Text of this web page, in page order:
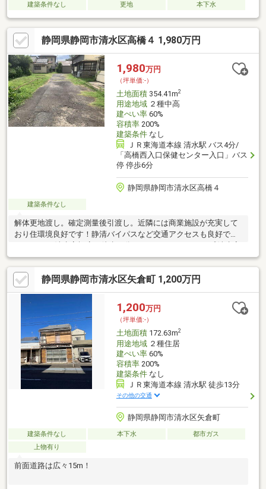
建築条件なし 更地 本下水
静岡県静岡市清水区高橋４ 1,980万円
1,980万円
（坪単価:-）
土地面積354.41m2
用途地域２種中高
建ぺい率60%
容積率200%
建築条件なし
ＪＲ東海道本線 清水駅 バス4分/
「高橋西入口保健センター入口」バス
停 停歩6分
静岡県静岡市清水区高橋４
建築条件なし
解体更地渡し。確定測量後引渡し。近隣には商業施設が充実して
おり住環境良好です！静清バイパスなど交通アクセスも良好で
橋店 徒歩5分（337ｍ） ローソン 清水永楽町店 徒歩6分（414
ｍ） エディオン 清水店 徒歩7分（513ｍ） 清水高橋郵便局 徒
歩8分（608ｍ） マックスバリュ 清水八坂店 徒歩8分（639ｍ）
＼是非お気軽にお問い合わせ下さい／ ー
U2JAPAN株式会社 静岡葵店ー
静岡県静岡市清水区矢倉町 1,200万円
1,200万円
（坪単価:-）
土地面積172.63m2
用途地域２種住居
建ぺい率60%
容積率200%
建築条件なし
ＪＲ東海道本線 清水駅 徒歩13分
その他の交通
静岡県静岡市清水区矢倉町
建築条件なし 本下水
都市ガス
上物有り
前面道路は広々15m！